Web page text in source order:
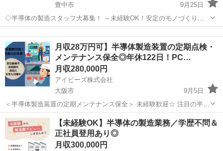
豊中市
9月25日
◇半導体の製造スタッフ大募集！ ～未経験OK！安定のモノづくりワ
ーク～ 📌 たった10秒でわかる！このお仕事のポイント ✔ 未経験か
ら“手に職”がつけられる！ ✔ コツコツ・モクモク作業が好きな方にぴ
ったり ✔...
月収28万円可】半導体製造装置の定期点検・
メンテナンス保全◎年休122日！PC…
月収280,000円
アイビーズ株式会社
大阪市
9月5日
＜半導体製造装置の定期メンテナンス保全＞ 未経験歓迎☆ 注目の半導
体業界で働きたい方必見！ 丁寧に教えて貰えるので安心してお仕事ス
タートできます！ 具体的には… ◇半導体を製造する装置のメンテナン
ス保全のお...
大阪 大阪市 半導体 未経験
【未経験OK】半導体の製造業務／学歴不問＆
正社員登用あり◎
月収300,000円